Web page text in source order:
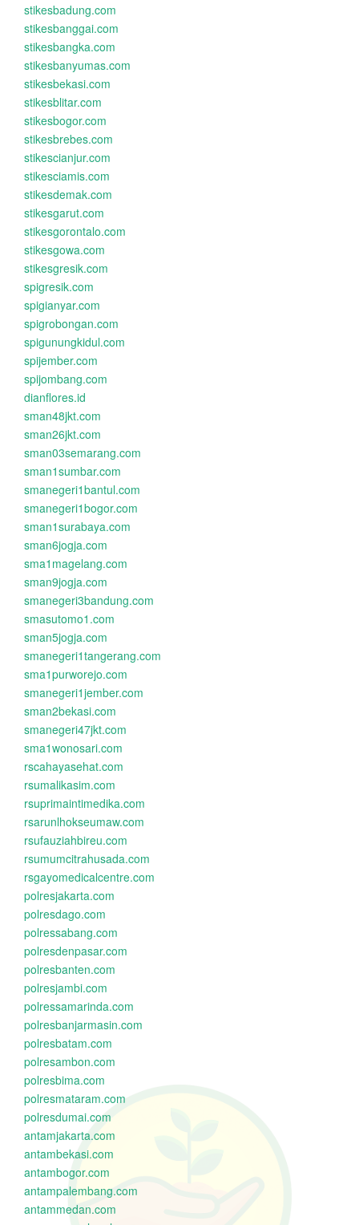
stikesbadung.com
stikesbanggai.com
stikesbangka.com
stikesbanyumas.com
stikesbekasi.com
stikesblitar.com
stikesbogor.com
stikesbrebes.com
stikescianjur.com
stikesciamis.com
stikesdemak.com
stikesgarut.com
stikesgorontalo.com
stikesgowa.com
stikesgresik.com
spigresik.com
spigianyar.com
spigrobongan.com
spigunungkidul.com
spijember.com
spijombang.com
dianflores.id
sman48jkt.com
sman26jkt.com
sman03semarang.com
sman1sumbar.com
smanegeri1bantul.com
smanegeri1bogor.com
sman1surabaya.com
sman6jogja.com
sma1magelang.com
sman9jogja.com
smanegeri3bandung.com
smasutomo1.com
sman5jogja.com
smanegeri1tangerang.com
sma1purworejo.com
smanegeri1jember.com
sman2bekasi.com
smanegeri47jkt.com
sma1wonosari.com
rscahayasehat.com
rsumalikasim.com
rsuprimaintimedika.com
rsarunlhokseumaw.com
rsufauziahbireu.com
rsumumcitrahusada.com
rsgayomedicalcentre.com
polresjakarta.com
polresdago.com
polressabang.com
polresdenpasar.com
polresbanten.com
polresjambi.com
polressamarinda.com
polresbanjarmasin.com
polresbatam.com
polresambon.com
polresbima.com
polresmataram.com
polresdumai.com
antamjakarta.com
antambekasi.com
antambogor.com
antampalembang.com
antammedan.com